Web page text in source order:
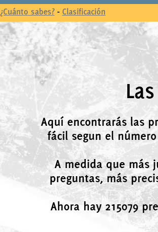
¿Cuánto sabes? - Clasificación
Aquí encontrarás las
fácil segun el
A medida que más
preguntas, más
Ahora hay 215079